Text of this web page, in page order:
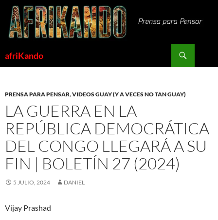
Saltar
contenido
afriKando
PRENSA PARA PENSAR,VIDEOS GUAY (Y A VECES NO TAN GUAY)
LA GUERRA EN LA
REPÚBLICA DEMOCRÁTICA
DEL CONGO LLEGARÁ A SU
FIN | BOLETÍN 27 (2024)
5 JULIO, 2024 DANIEL
Vijay Prashad